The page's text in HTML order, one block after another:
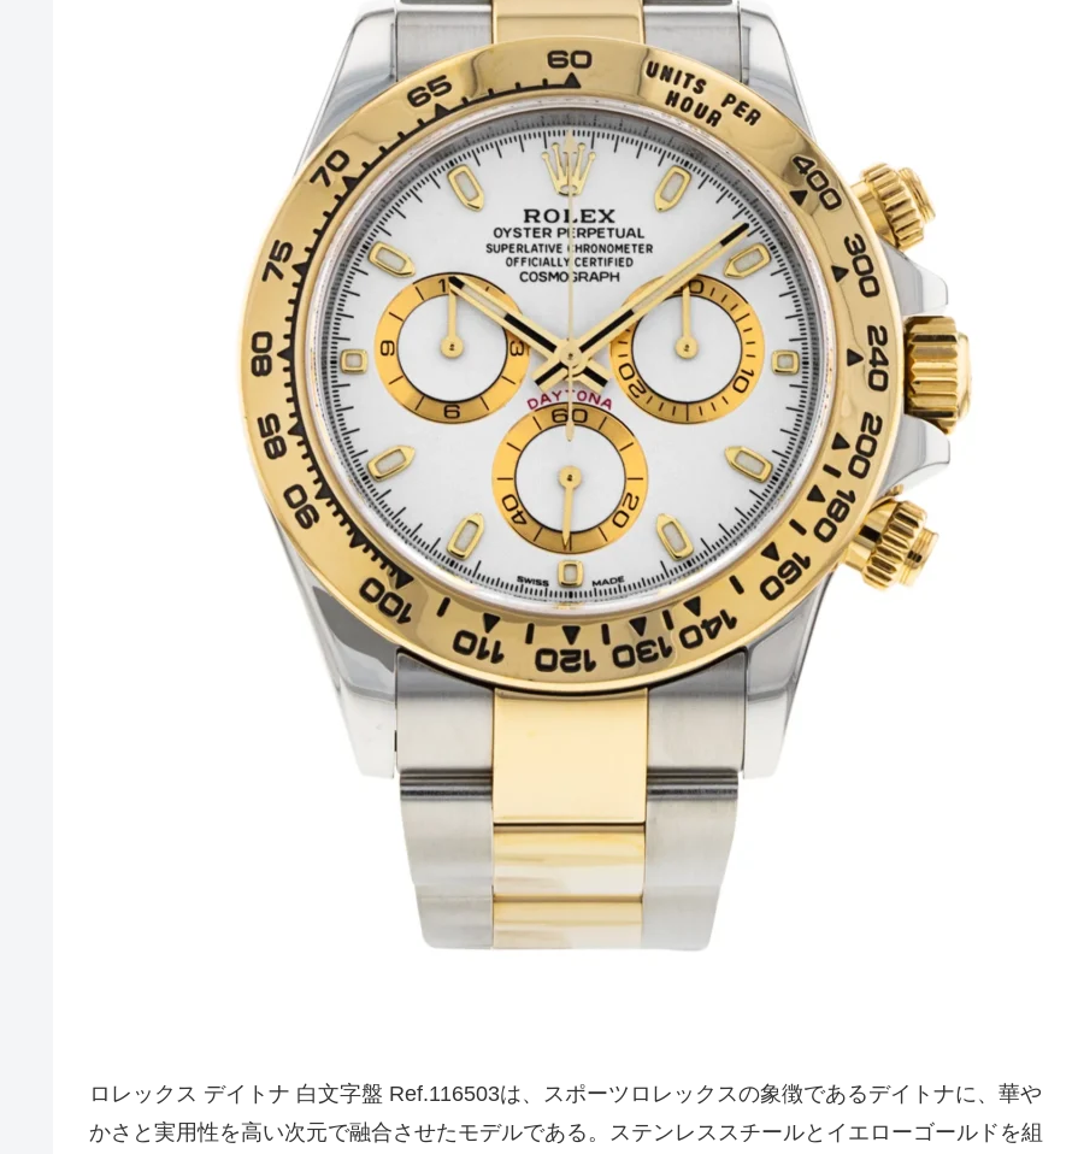
ロレックス デイトナ 白文字盤 Ref.116503は、スポーツロレックスの象徴であるデイトナに、華や
かさと実用性を高い次元で融合させたモデルである。ステンレススチールとイエローゴールドを組